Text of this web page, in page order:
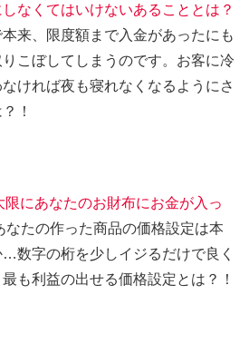
なくてはいけないあることとは？
来、限度額まで入金があったにも
こぼしてしまうのです。お客に冷
ければ夜も寝れなくなるようにさ
！
限にあなたのお財布にお金が入っ
なたの作った商品の価格設定は本
数字の桁を少しイジるだけで良く
も利益の出せる価格設定とは？！